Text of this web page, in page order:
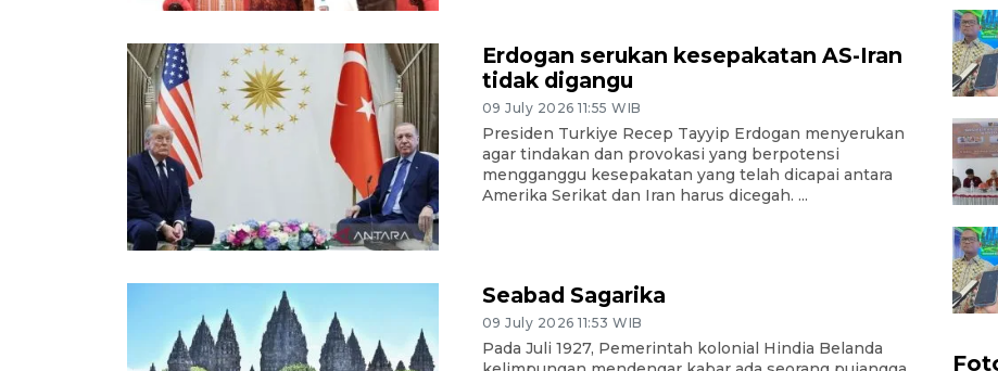
Erdogan serukan kesepakatan AS-Iran
tidak digangu
09 July 2026 11:55 WIB
Presiden Turkiye Recep Tayyip Erdogan menyerukan
agar tindakan dan provokasi yang berpotensi
mengganggu kesepakatan yang telah dicapai antara
Amerika Serikat dan Iran harus dicegah. ...
Seabad Sagarika
09 July 2026 11:53 WIB
Pada Juli 1927, Pemerintah kolonial Hindia Belanda